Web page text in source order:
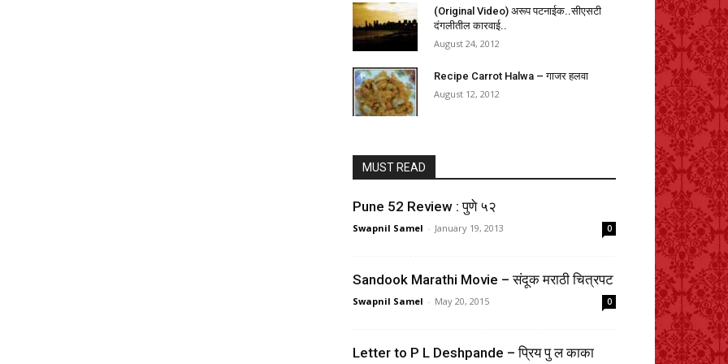
(Original Video) अरूप पटनाईक..सीएसटी
दंगलीतील कारवाई..
August 24, 2012
Recipe Carrot Halwa – गाजर हलवा
August 12, 2012
MUST READ
Pune 52 Review : पुणे ५२
Swapnil Samel - January 19, 2013 0
Sandook Marathi Movie – संदूक मराठी चित्रपट
Swapnil Samel - May 20, 2015 0
Letter to P L Deshpande – प्रिय पु ल काका